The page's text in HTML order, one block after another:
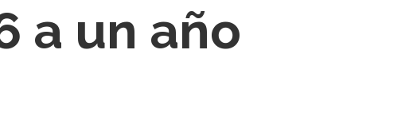
a un año